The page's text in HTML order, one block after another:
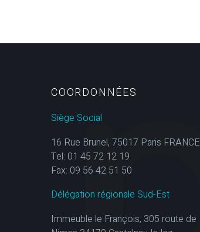
COORDONNÉES
Siège Social
16 Rue Brunel, 75017 Paris FRANCE
Tel: 01 45 72 12 19
Fax: 09 56 42 51 50
Délégation régionale Sud-Est
Immeuble le François, 305 route de